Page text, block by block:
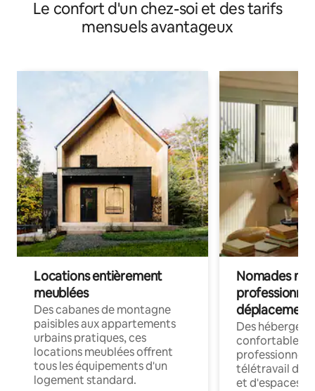
Le confort d'un chez-soi et des tarifs
mensuels avantageux
Locations entièrement
meublées
Des cabanes de montagne
paisibles aux appartements
urbains pratiques, ces
locations meublées offrent
tous les équipements d'un
logement standard.
Nomades
déplacement
Des
confortables
professionnels
télétravail
et d'espaces